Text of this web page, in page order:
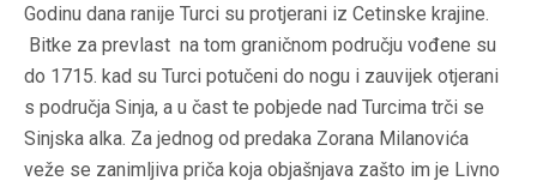
Godinu dana ranije Turci su protjerani iz Cetinske krajine.
Bitke za prevlast na tom graničnom području vođene su
do 1715. kad su Turci potučeni do nogu i zauvijek otjerani
s područja Sinja, a u čast te pobjede nad Turcima trči se
Sinjska alka. Za jednog od predaka Zorana Milanovića
veže se zanimljiva priča koja objašnjava zašto im je Livno